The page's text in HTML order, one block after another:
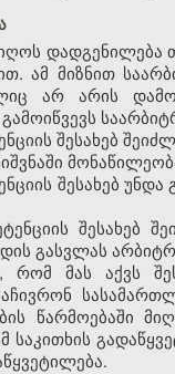
დადგენილება
ამ მიზნით
არ არის
შესახებ
შესახებ
გასვლას
რომ მას აქვს
საკითხის